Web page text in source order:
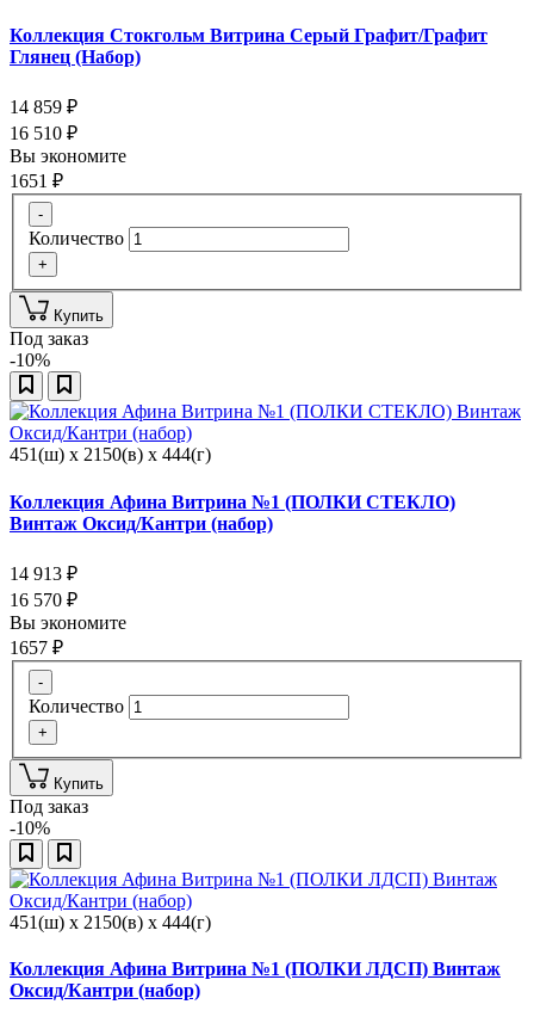
Коллекция Стокгольм Витрина Серый Графит/Графит
Глянец (Набор)
14 859 ₽
16 510 ₽
Вы экономите
1651 ₽
-
Количество
+
Купить
Под заказ
-10%
451(ш) x 2150(в) x 444(г)
Коллекция Афина Витрина №1 (ПОЛКИ СТЕКЛО)
Винтаж Оксид/Кантри (набор)
14 913 ₽
16 570 ₽
Вы экономите
1657 ₽
-
Количество
+
Купить
Под заказ
-10%
451(ш) x 2150(в) x 444(г)
Коллекция Афина Витрина №1 (ПОЛКИ ЛДСП) Винтаж
Оксид/Кантри (набор)